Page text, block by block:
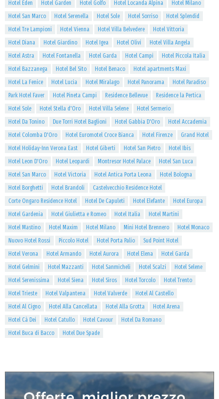
Hotel Eden
Hotel Garden Hotel Golfo Hotel Locanda Alpina
Hotel Milano
Hotel San Marco
Hotel Serenella Hotel Sole Hotel Sorriso
Hotel Splendid
Hotel Tre Lampioni
Hotel Vienna Hotel Villa Belvedere
Hotel Vittoria
Hotel Diana
Hotel Giardino Hotel Igea Hotel Olivi
Hotel Villa Angela
Hotel Astra
Hotel Fontanella Hotel Garda Hotel Campi
Hotel Piccola Italia
Hotel Bazzanega
Hotel Bel Sito Hotel Benaco
Hotel apartments Maxi
Hotel La Fenice
Hotel Lucia Hotel Miralago Hotel Panorama
Hotel Paradiso
Park Hotel Faver
Hotel Pineta Campi Residence Bellevue
Residence la Pertica
Hotel Sole
Hotel Stella d'Oro Hotel Villa Selene
Hotel Sermerio
Hotel Da Tonino
Due Torri Hotel Baglioni Hotel Gabbia D'Oro
Hotel Accademia
Hotel Colomba D'Oro
Hotel Euromotel Croce Bianca Hotel Firenze
Grand Hotel
Hotel Holiday-Inn Verona East
Hotel Giberti Hotel San Pietro
Hotel Ibis
Hotel Leon D'Oro
Hotel Leopardi Montresor Hotel Palace
Hotel San Luca
Hotel San Marco
Hotel Victoria Hotel Antica Porta Leona
Hotel Bologna
Hotel Borghetti
Hotel Brandoli
Castelvecchio Residence Hotel
Corte Ongaro Residence Hotel
Hotel De Capuleti Hotel Elefante
Hotel Europa
Hotel Gardenia
Hotel Giulietta e Romeo Hotel Italia
Hotel Martini
Hotel Mastino
Hotel Maxim Hotel Milano Mini Hotel Brennero
Hotel Monaco
Nuovo Hotel Rossi
Piccolo Hotel Hotel Porta Palio
Sud Point Hotel
Hotel Verona
Hotel Armando Hotel Aurora Hotel Elena
Hotel Garda
Hotel Gelmini
Hotel Mazzanti Hotel Sanmicheli Hotel Scalzi
Hotel Selene
Hotel Serenissima
Hotel Siena Hotel Siros Hotel Torcolo
Hotel Trento
Hotel Trieste
Hotel Valpantena Hotel Valverde
Hotel Al Castello
Hotel Al Cigno
Hotel Alla Cancellata Hotel Alla Grotta
Hotel Arena
Hotel Cà Dei
Hotel Catullo Hotel Cavour
Hotel Da Romano
Hotel Buca di Bacco
Hotel Due Spade